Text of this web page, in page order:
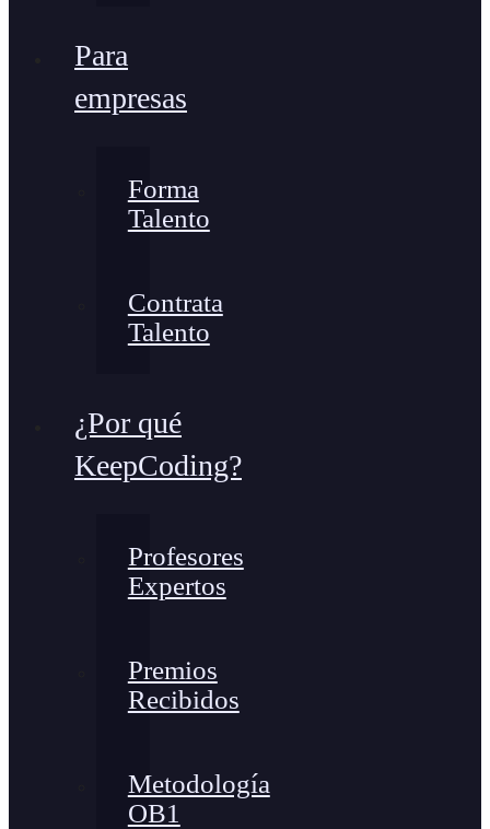
Para
empresas
Forma
Talento
Contrata
Talento
¿Por qué
KeepCoding?
Profesores
Expertos
Premios
Recibidos
Metodología
OB1